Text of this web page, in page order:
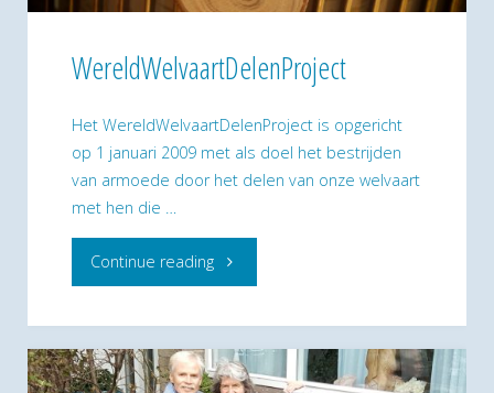
WereldWelvaartDelenProject
Het WereldWelvaartDelenProject is opgericht
op 1 januari 2009 met als doel het bestrijden
van armoede door het delen van onze welvaart
met hen die …
Continue reading"WereldWelvaartDelenProject"